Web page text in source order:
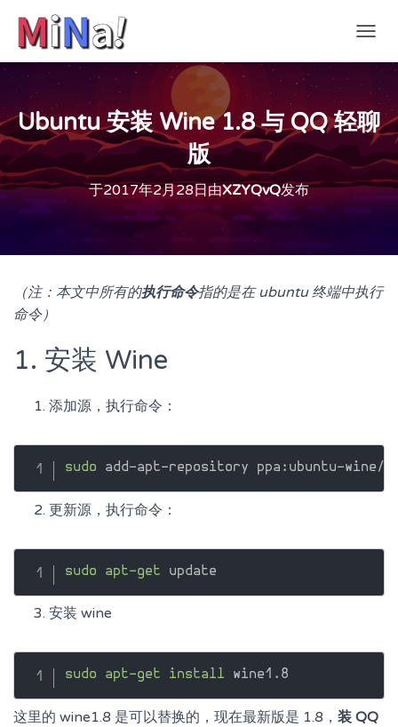
换
航
Ubuntu 安装 Wine 1.8 与 QQ 轻聊
版
于2017年2月28日由XZYQvQ发布
（注：本文中所有的执行命令指的是在 ubuntu 终端中执行
命令）
1. 安装 Wine
添加源，执行命令：
sudo
更新源，执行命令：
sudo apt-get
安装 wine
sudo apt-get install
这里的 wine1.8 是可以替换的，现在最新版是 1.8， 装 QQ